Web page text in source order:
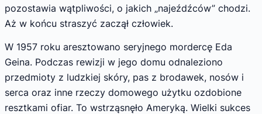
pozostawia wątpliwości, o jakich „najeźdźców” chodzi.
Aż w końcu straszyć zaczął człowiek.
W 1957 roku aresztowano seryjnego mordercę Eda
Geina. Podczas rewizji w jego domu odnaleziono
przedmioty z ludzkiej skóry, pas z brodawek, nosów i
serca oraz inne rzeczy domowego użytku ozdobione
resztkami ofiar. To wstrząsnęło Ameryką. Wielki sukces